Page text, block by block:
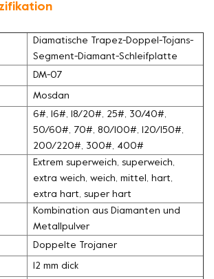
Diamatische Trapez-Doppel-Tojans-
Segment-Diamant-Schleifplatte
DM-07
Mosdan
6#, 16#, 18/20#, 25#, 30/40#,
50/60#, 70#, 80/100#, 120/150#,
200/220#, 300#, 400#
Extrem superweich, superweich,
extra weich, weich, mittel, hart,
extra hart, super hart
Kombination aus Diamanten und
Metallpulver
Doppelte Trojaner
12 mm dick